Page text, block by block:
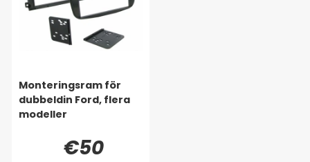
Monteringsram för
dubbeldin Ford, flera
modeller
€50